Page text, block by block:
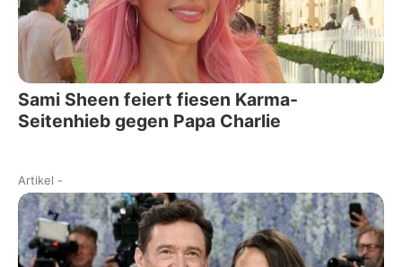
Sami Sheen feiert fiesen Karma-
Seitenhieb gegen Papa Charlie
Artikel -